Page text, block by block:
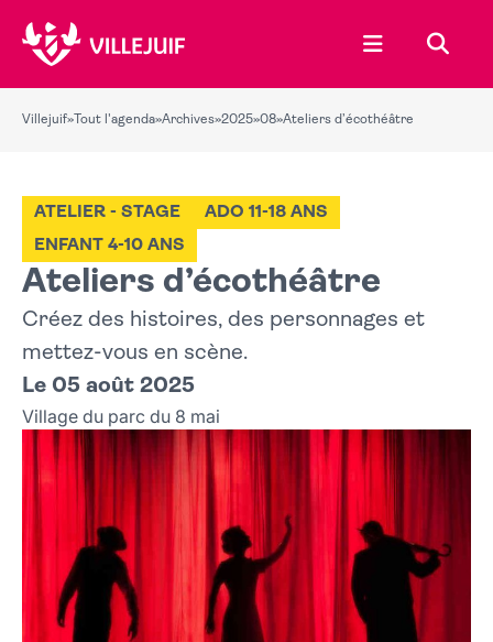
Ouvrir le
Villejuif» Tout l'agenda»Archives»2025»08»Ateliers d’écothéâtre
Ateliers d’écothéâtre
ATELIER - STAGE
ADO 11-18 ANS
ENFANT 4-10 ANS
Créez des histoires, des personnages et
mettez-vous en scène.
Le 05 août 2025
Village du parc du 8 mai